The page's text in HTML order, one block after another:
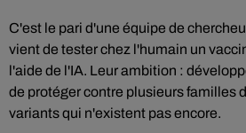
C'est le pari d'une équipe de
vient de tester chez l'humain un
l'aide de l'IA. Leur ambition :
de protéger contre plusieurs familles
variants qui n'existent pas encore.